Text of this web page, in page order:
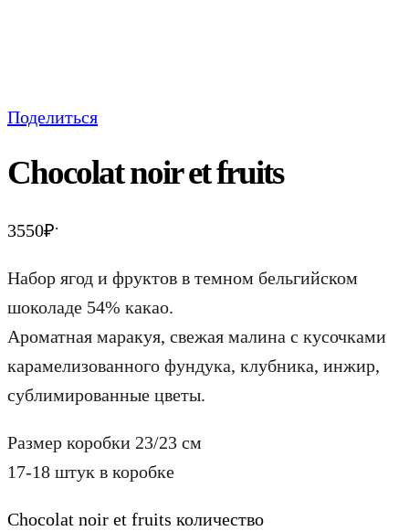
Поделиться
Chocolat noir et fruits
3550₽.
Набор ягод и фруктов в темном бельгийском
шоколаде 54% какао.
Ароматная маракуя, свежая малина с кусочками
карамелизованного фундука, клубника, инжир,
сублимированные цветы.
Размер коробки 23/23 см
17-18 штук в коробке
Chocolat noir et fruits количество